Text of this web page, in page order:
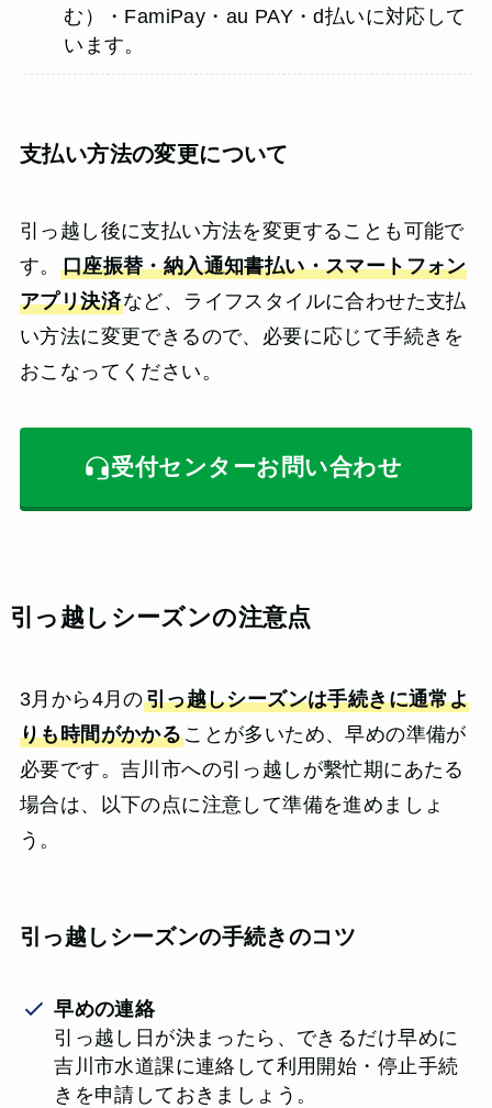
む）・FamiPay・au PAY・d払いに対応して
います。
支払い方法の変更について
引っ越し後に支払い方法を変更することも可能で
す。 口座振替・納入通知書払い・スマートフォン
アプリ決済など、ライフスタイルに合わせた支払
い方法に変更できるので、必要に応じて手続きを
おこなってください。
受付センターお問い合わせ
引っ越しシーズンの注意点
3月から4月の引っ越しシーズンは手続きに通常よ
りも時間がかかることが多いため、早めの準備が
必要です。吉川市への引っ越しが繫忙期にあたる
場合は、以下の点に注意して準備を進めましょ
う。
引っ越しシーズンの手続きのコツ
早めの連絡
引っ越し日が決まったら、できるだけ早めに
吉川市水道課に連絡して利用開始・停止手続
きを申請しておきましょう。